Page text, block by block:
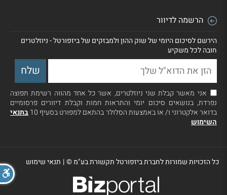
הרשמה לדיוור
הירשם לסיכום היומי של שוק ההון ולמבזקים של ביזפורטל - ניוזלטרים
חובה לכל משקיע
אני מאשר קבלת שני ניוזלטרים, אשר כל אחד מהווה רשימת תפוצה
נפרדת, בנושאים סיכום יומי והתראות חמות וקבלת דיוורים פרסומיים
בדואר אלקטרוני ו/ או באמצעות הסלולר בהתאם למפורט בסעיף 10
בתנאי
השימוש
כל הזכויות שמורות לחברת ביזפורטל תקשורת בע"מ ©| תנאי שימוש